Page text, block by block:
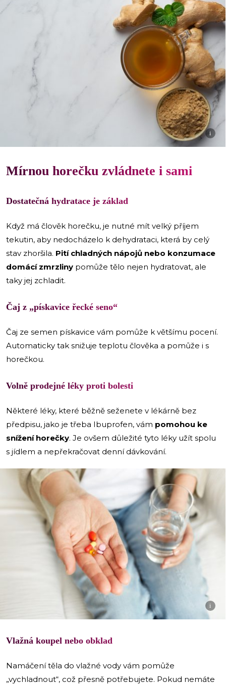
i
Mírnou horečku zvládnete i sami
Dostatečná hydratace je základ
Když má člověk horečku, je nutné mít velký příjem
tekutin, aby nedocházelo k dehydrataci, která by celý
stav zhoršila. Pití chladných nápojů nebo konzumace
domácí zmrzliny pomůže tělo nejen hydratovat, ale
taky jej zchladit.
Čaj z „pískavice řecké seno“
Čaj ze semen pískavice vám pomůže k většímu pocení.
Automaticky tak snižuje teplotu člověka a pomůže i s
horečkou.
Volně prodejné léky proti bolesti
Některé léky, které běžně seženete v lékárně bez
předpisu, jako je třeba Ibuprofen, vám pomohou ke
snížení horečky. Je ovšem důležité tyto léky užít spolu
s jídlem a nepřekračovat denní dávkování.
i
Vlažná koupel nebo obklad
Namáčení těla do vlažné vody vám pomůže
„vychladnout“, což přesně potřebujete. Pokud nemáte